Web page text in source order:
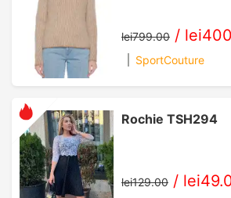
lei799.00 /
SportCouture
Rochie TSH294
lei129.00 /